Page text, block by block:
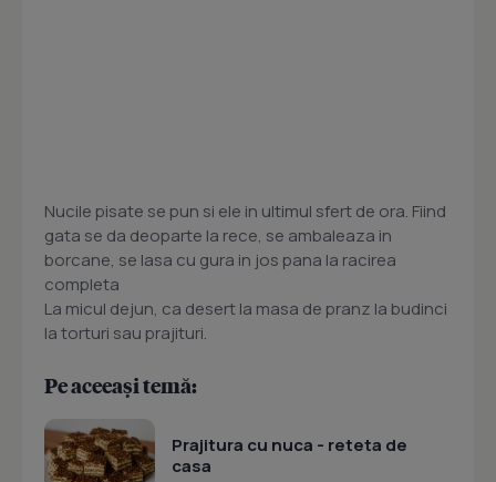
Nucile pisate se pun si ele in ultimul sfert de ora. Fiind
gata se da deoparte la rece, se ambaleaza in
borcane, se lasa cu gura in jos pana la racirea
completa
La micul dejun, ca desert la masa de pranz la budinci
la torturi sau prajituri.
Pe aceeași temă:
Prajitura cu nuca - reteta de
casa